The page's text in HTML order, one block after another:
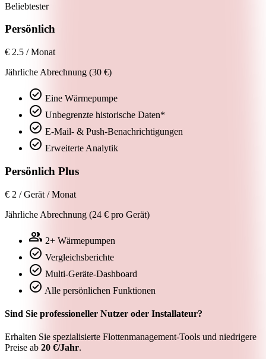
Beliebtester
Persönlich
€ 2.5 / Monat
Jährliche Abrechnung (30 €)
check_circle Eine Wärmepumpe
check_circle Unbegrenzte historische Daten*
check_circle E‑Mail‑ & Push‑Benachrichtigungen
check_circle Erweiterte Analytik
Persönlich Plus
€ 2 / Gerät / Monat
Jährliche Abrechnung (24 € pro Gerät)
group 2+ Wärmepumpen
check_circle Vergleichsberichte
check_circle Multi‑Geräte‑Dashboard
check_circle Alle persönlichen Funktionen
Sind Sie professioneller Nutzer oder Installateur?
Erhalten Sie spezialisierte Flottenmanagement‑Tools und niedrigere
Preise ab 20 €/Jahr.